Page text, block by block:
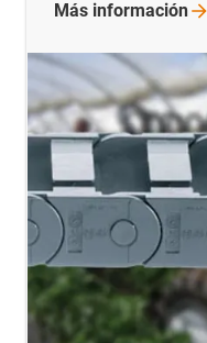
Más información